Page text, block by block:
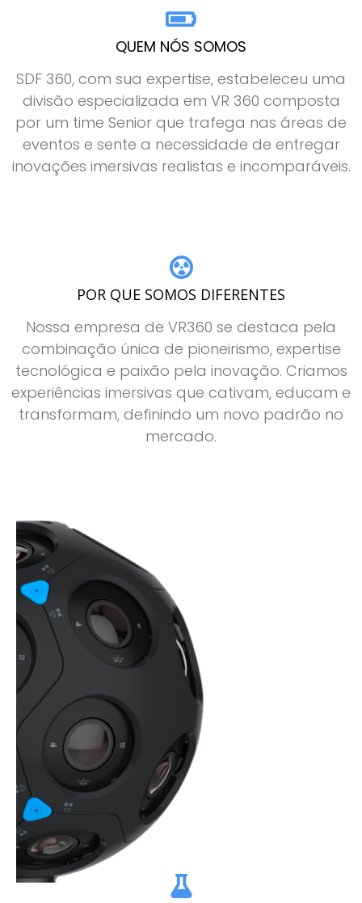
QUEM NÓS SOMOS
SDF 360, com sua expertise, estabeleceu uma
divisão especializada em VR 360 composta
por um time Senior que trafega nas áreas de
eventos e sente a necessidade de entregar
inovações imersivas realistas e incomparáveis.
POR QUE SOMOS DIFERENTES
Nossa empresa de VR360 se destaca pela
combinação única de pioneirismo, expertise
tecnológica e paixão pela inovação. Criamos
experiências imersivas que cativam, educam e
transformam, definindo um novo padrão no
mercado.